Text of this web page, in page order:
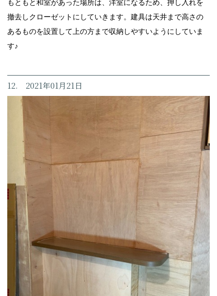
もともと和室があった場所は、洋室になるため、押し入れを
撤去しクローゼットにしていきます。建具は天井まで高さの
あるものを設置して上の方まで収納しやすいようにしていま
す♪
12. 2021年01月21日